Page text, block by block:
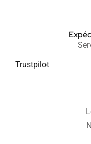
Trustpilot